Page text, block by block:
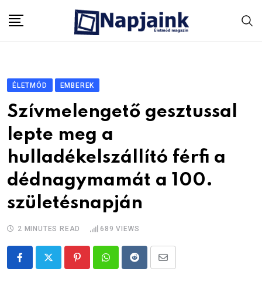
ÉLETMÓD EMBEREK
Szívmelengető gesztussal
lepte meg a
hulladékelszállító férfi a
dédnagymamát a 100.
születésnapján
2 MINUTES READ 689 VIEWS
PinterestWhatsappRedditShare